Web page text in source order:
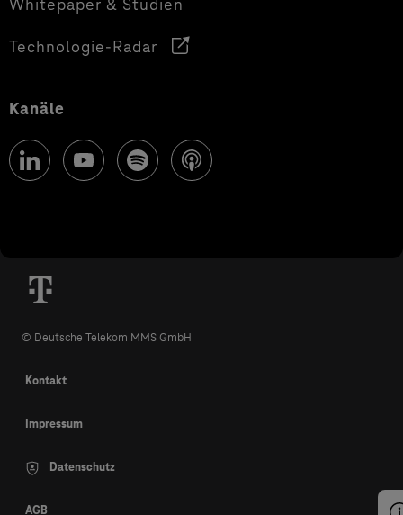
Technologie-Radar
Kanäle
© Deutsche Telekom MMS GmbH
Kontakt
Impressum
Datenschutz
AGB